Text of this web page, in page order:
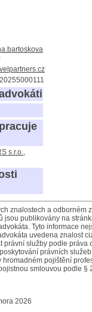
s.r.o.,
znalostech a odborném
jsou publikovány na
Tyto informace
uvedena znalost
právní služby podle práva
právních
hromadném pojištění
smlouvou podle §
2026